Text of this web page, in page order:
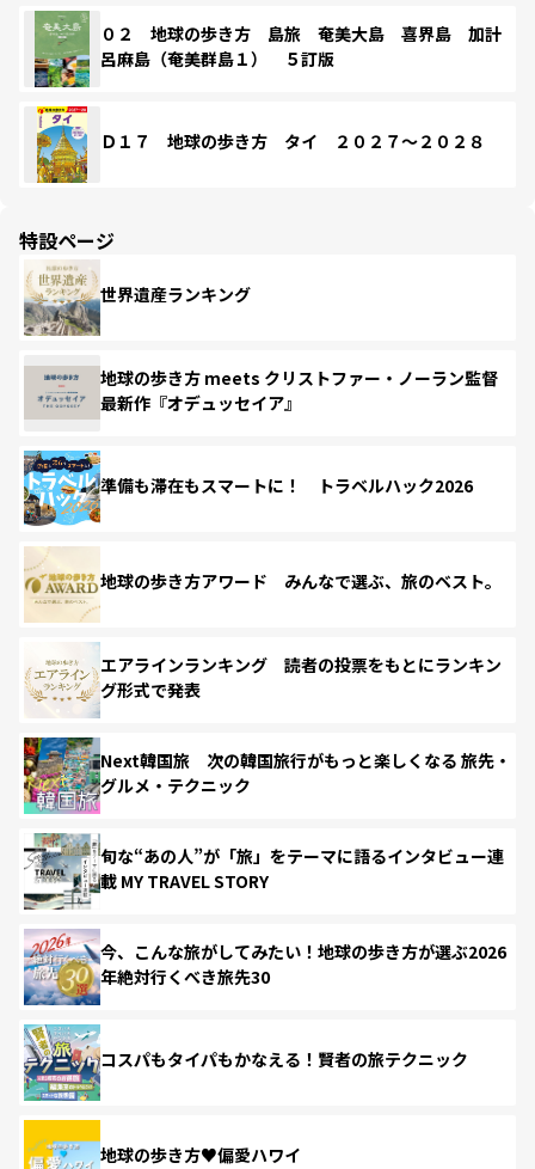
０２ 地球の歩き方 島旅 奄美大島 喜界島 加計
呂麻島（奄美群島１） ５訂版
Ｄ１７ 地球の歩き方 タイ ２０２７～２０２８
特設ページ
世界遺産ランキング
地球の歩き方 meets クリストファー・ノーラン監督
最新作『オデュッセイア』
準備も滞在もスマートに！ トラベルハック2026
地球の歩き方アワード みんなで選ぶ、旅のベスト。
エアラインランキング 読者の投票をもとにランキン
グ形式で発表
Next韓国旅 次の韓国旅行がもっと楽しくなる 旅先・
グルメ・テクニック
旬な“あの人”が「旅」をテーマに語るインタビュー連
載 MY TRAVEL STORY
今、こんな旅がしてみたい！地球の歩き方が選ぶ2026
年絶対行くべき旅先30
コスパもタイパもかなえる！賢者の旅テクニック
地球の歩き方♥偏愛ハワイ